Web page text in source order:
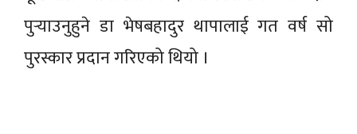
पुर्‍याउनुहुने डा भेषबहादुर थापालाई गत वर्ष सो
पुरस्कार प्रदान गरिएको थियो ।